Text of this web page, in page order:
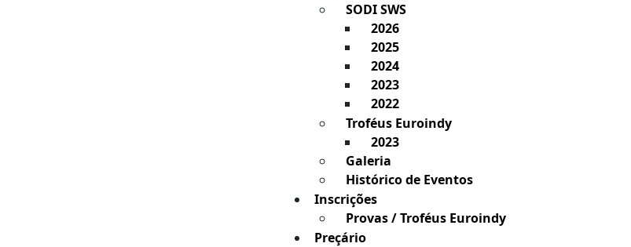
SODI SWS
2026
2025
2024
2023
2022
Troféus Euroindy
2023
Galeria
Histórico de Eventos
Inscrições
Provas / Troféus Euroindy
Preçário